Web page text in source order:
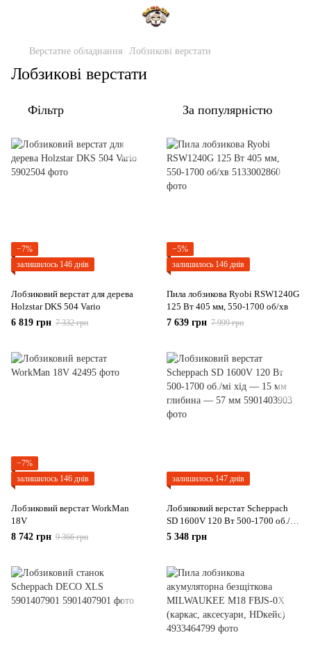
Верстатне обладнання Лобзикові верстати
Лобзикові верстати
Фільтр За популярністю
−7%
залишилось 146 днів
Лобзиковий верстат для дерева
Holzstar DKS 504 Vario
6 819 грн 7 332 грн
−5%
залишилось 146 днів
Пила лобзикова Ryobi RSW1240G
125 Вт 405 мм, 550-1700 об/хв
7 639 грн 7 999 грн
−7%
залишилось 146 днів
Лобзиковий верстат WorkMan
18V
8 742 грн 9 366 грн
залишилось 147 днів
Лобзиковий верстат Scheppach
SD 1600V 120 Вт 500-1700 об./мі
хід — 15 мм глибина — 57 мм
5 348 грн